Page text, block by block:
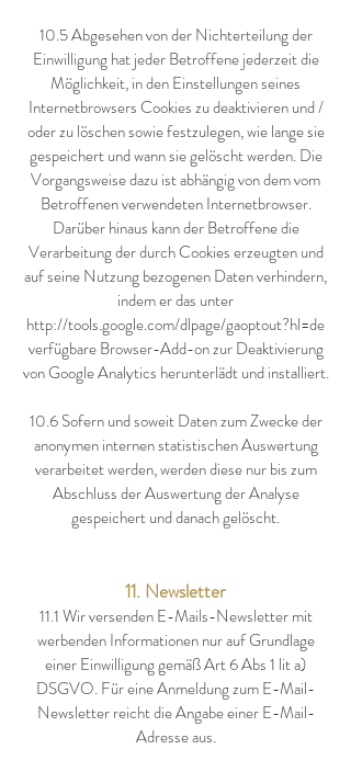
10.5 Abgesehen von der Nichterteilung der
Einwilligung hat jeder Betroffene jederzeit die
Möglichkeit, in den Einstellungen seines
Internetbrowsers Cookies zu deaktivieren und /
oder zu löschen sowie festzulegen, wie lange sie
gespeichert und wann sie gelöscht werden. Die
Vorgangsweise dazu ist abhängig von dem vom
Betroffenen verwendeten Internetbrowser.
Darüber hinaus kann der Betroffene die
Verarbeitung der durch Cookies erzeugten und
auf seine Nutzung bezogenen Daten verhindern,
indem er das unter
http://tools.google.com/dlpage/gaoptout?hl=de
verfügbare Browser-Add-on zur Deaktivierung
von Google Analytics herunterlädt und installiert.
10.6 Sofern und soweit Daten zum Zwecke der
anonymen internen statistischen Auswertung
verarbeitet werden, werden diese nur bis zum
Abschluss der Auswertung der Analyse
gespeichert und danach gelöscht.
11. Newsletter
11.1 Wir versenden E-Mails-Newsletter mit
werbenden Informationen nur auf Grundlage
einer Einwilligung gemäß Art 6 Abs 1 lit a)
DSGVO. Für eine Anmeldung zum E-Mail-
Newsletter reicht die Angabe einer E-Mail-
Adresse aus.